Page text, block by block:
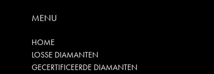
MENU
HOME
LOSSE DIAMANTEN
GECERTIFICEERDE DIAMANTEN